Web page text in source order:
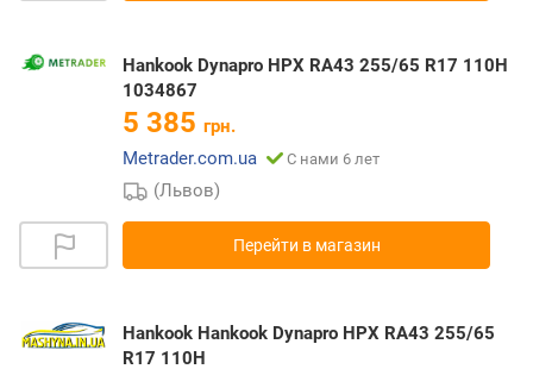
Hankook Dynapro HPX RA43 255/65 R17 110H
1034867
5 385 грн.
Metrader.com.ua
С нами 6 лет
(Львов)
Перейти в магазин
Hankook Hankook Dynapro HPX RA43 255/65
R17 110H